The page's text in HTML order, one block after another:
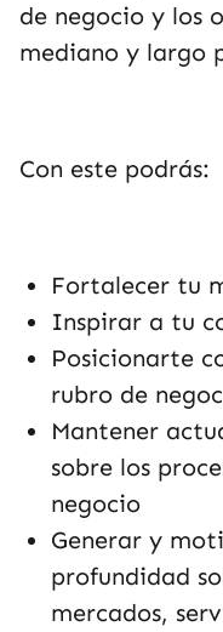
de negocio y los
mediano y largo
Con este podrás:
Fortalecer tu
Inspirar a tu
Posicionarte
rubro de
Mantener
sobre los
negocio
Generar y
profundidad
mercados,